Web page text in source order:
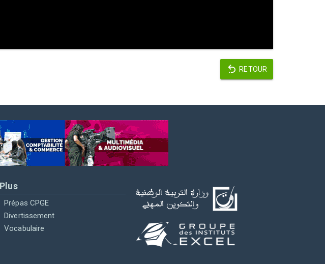
RETOUR
Plus
Prépas CPGE
Divertissement
Vocabulaire